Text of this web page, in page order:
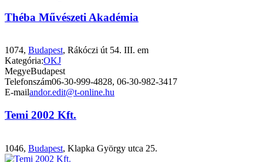
Théba Művészeti Akadémia
1074, Budapest, Rákóczi út 54. III. em
Kategória:OKJ
MegyeBudapest
Telefonszám06-30-999-4828, 06-30-982-3417
E-mailandor.edit@t-online.hu
Temi 2002 Kft.
1046, Budapest, Klapka György utca 25.